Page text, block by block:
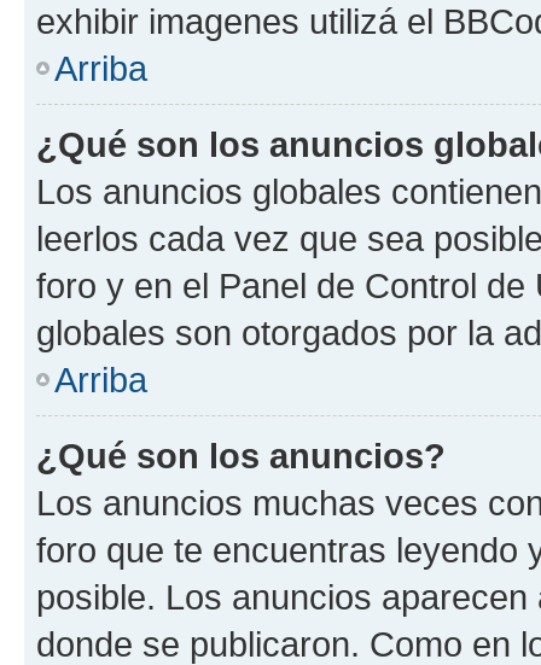
exhibir imagenes utilizá el
Arriba
¿Qué son los anuncios
Los anuncios globales
leerlos cada vez que sea
foro y en el Panel de Control
globales son otorgados por la
Arriba
¿Qué son los anuncios?
Los anuncios muchas veces
foro que te encuentras leyendo
posible. Los anuncios
donde se publicaron. Como en